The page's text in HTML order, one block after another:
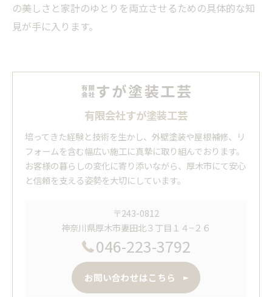
の美しさと家計のゆとりを両立させるための具体的な知
見が手に入ります。
有限会社すが塗装工芸
培ってきた経験と技術を生かし、外壁塗装や屋根補修、リ
フォームを含む幅広い施工に真摯に取り組んでおります。
お客様の暮らしの変化に寄り添いながら、厚木市にて安心
と信頼を支える姿勢を大切にしています。
〒243-0812
神奈川県厚木市妻田北３丁目１４−２６
046-223-3792
お問い合わせはこちら